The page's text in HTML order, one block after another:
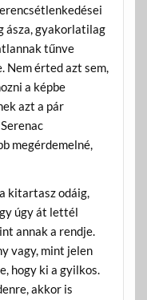
ásza, gyakorlatilag
tűnve
Nem érted azt sem,
a képbe
azt a pár
megérdemelné,
kitartasz odáig,
úgy át lettél
annak a rendje.
vagy, mint jelen
hogy ki a gyilkos.
akkor is